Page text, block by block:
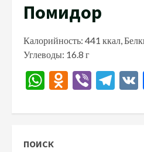
Помидор
Калорийность: 441 ккал,
Углеводы: 16.8 г
WhatsApp
Viber
ПОИСК